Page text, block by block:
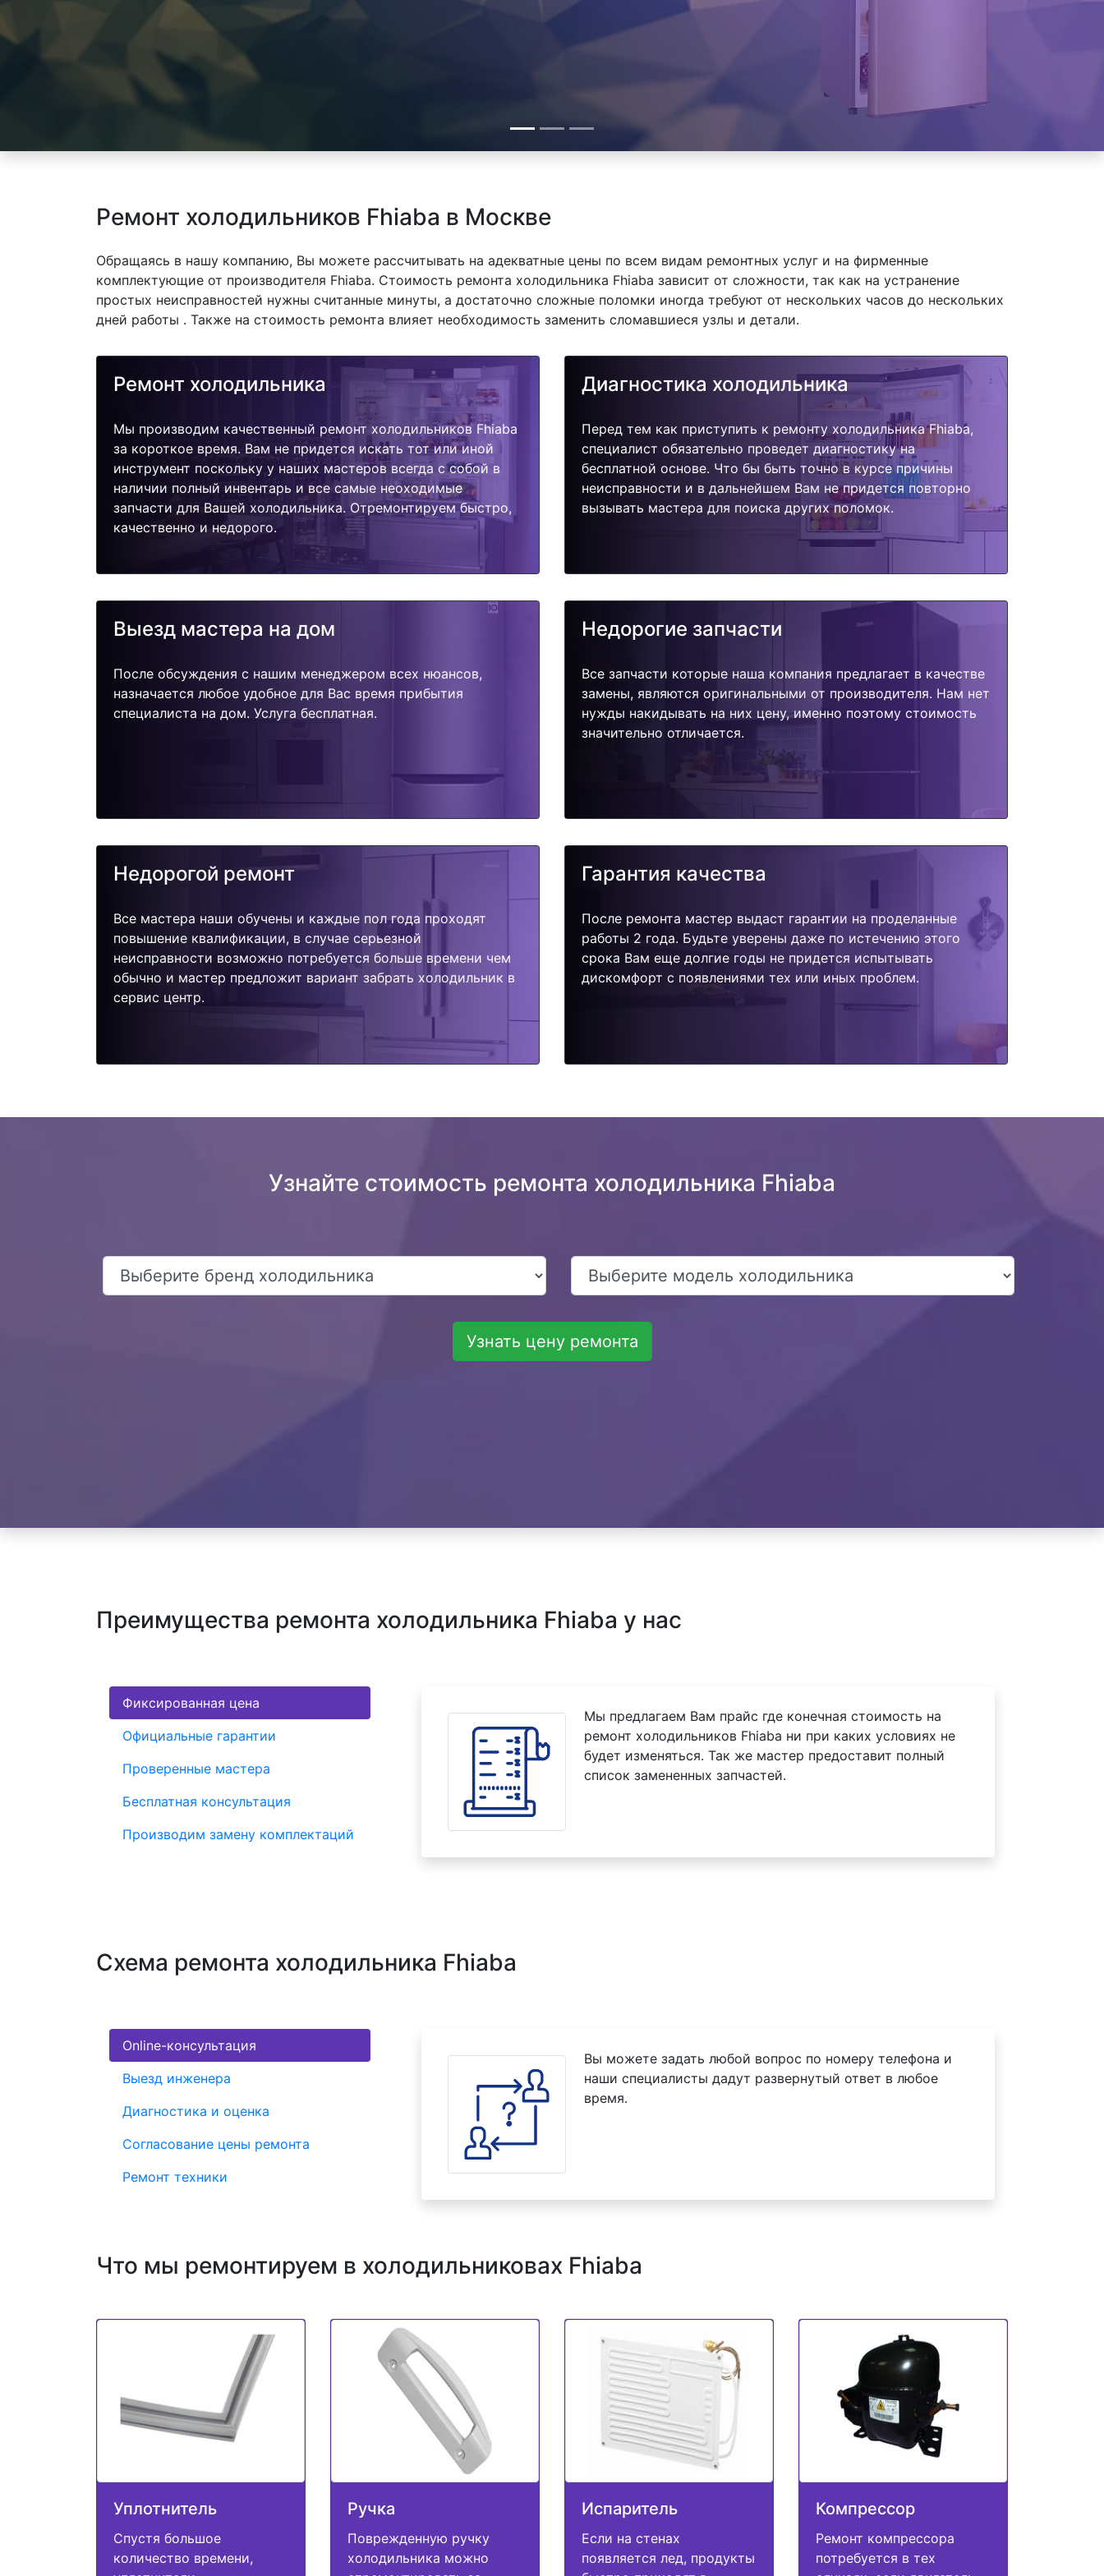
Ремонт холодильников Fhiaba в Москве
Обращаясь в нашу компанию, Вы можете рассчитывать на адекватные цены по всем видам ремонтных услуг и на фирменные
комплектующие от производителя Fhiaba. Стоимость ремонта холодильника Fhiaba зависит от сложности, так как на устранение
простых неисправностей нужны считанные минуты, а достаточно сложные поломки иногда требуют от нескольких часов до нескольких
дней работы . Также на стоимость ремонта влияет необходимость заменить сломавшиеся узлы и детали.
Ремонт холодильника
Мы производим качественный ремонт холодильников Fhiaba
за короткое время. Вам не придется искать тот или иной
инструмент поскольку у наших мастеров всегда с собой в
наличии полный инвентарь и все самые неоходимые
запчасти для Вашей холодильника. Отремонтируем быстро,
качественно и недорого.
Диагностика холодильника
Перед тем как приступить к ремонту холодильника Fhiaba,
специалист обязательно проведет диагностику на
бесплатной основе. Что бы быть точно в курсе причины
неисправности и в дальнейшем Вам не придется повторно
вызывать мастера для поиска других поломок.
Выезд мастера на дом
После обсуждения с нашим менеджером всех нюансов,
назначается любое удобное для Вас время прибытия
специалиста на дом. Услуга бесплатная.
Недорогие запчасти
Все запчасти которые наша компания предлагает в качестве
замены, являются оригинальными от производителя. Нам нет
нужды накидывать на них цену, именно поэтому стоимость
значительно отличается.
Недорогой ремонт
Все мастера наши обучены и каждые пол года проходят
повышение квалификации, в случае серьезной
неисправности возможно потребуется больше времени чем
обычно и мастер предложит вариант забрать холодильник в
сервис центр.
Гарантия качества
После ремонта мастер выдаст гарантии на проделанные
работы 2 года. Будьте уверены даже по истечению этого
срока Вам еще долгие годы не придется испытывать
дискомфорт с появлениями тех или иных проблем.
Узнайте стоимость ремонта холодильника Fhiaba
Узнать цену ремонта
Преимущества ремонта холодильника Fhiaba у нас
Фиксированная цена
Официальные гарантии
Проверенные мастера
Бесплатная консультация
Производим замену комплектаций
Мы предлагаем Вам прайс где конечная стоимость на
ремонт холодильников Fhiaba ни при каких условиях не
будет изменяться. Так же мастер предоставит полный
список замененных запчастей.
Схема ремонта холодильника Fhiaba
Online-консультация
Выезд инженера
Диагностика и оценка
Согласование цены ремонта
Ремонт техники
Вы можете задать любой вопрос по номеру телефона и
наши специалисты дадут развернутый ответ в любое
время.
Что мы ремонтируем в холодильниковах Fhiaba
Уплотнитель
Спустя большое
количество времени,
Ручка
Поврежденную ручку
холодильника можно
Испаритель
Если на стенах
появляется лед, продукты
Компрессор
Ремонт компрессора
потребуется в тех